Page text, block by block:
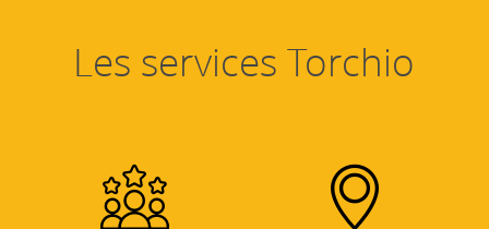
Les services Torchio